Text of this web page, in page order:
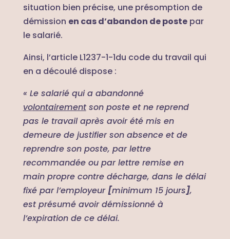
situation bien précise, une présomption de
démission en cas d’abandon de postepar
le salarié.
Ainsi, l’article L1237-1-1du code du travail qui
en a découlé dispose :
« Le salarié qui a abandonné
volontairementson poste et ne reprend
pas le travail après avoir été mis en
demeure de justifier son absence et de
reprendre son poste, par lettre
recommandée ou par lettre remise en
main propre contre décharge, dans le délai
fixé par l’employeur [minimum 15 jours],
est présumé avoir démissionné à
l’expiration de ce délai.